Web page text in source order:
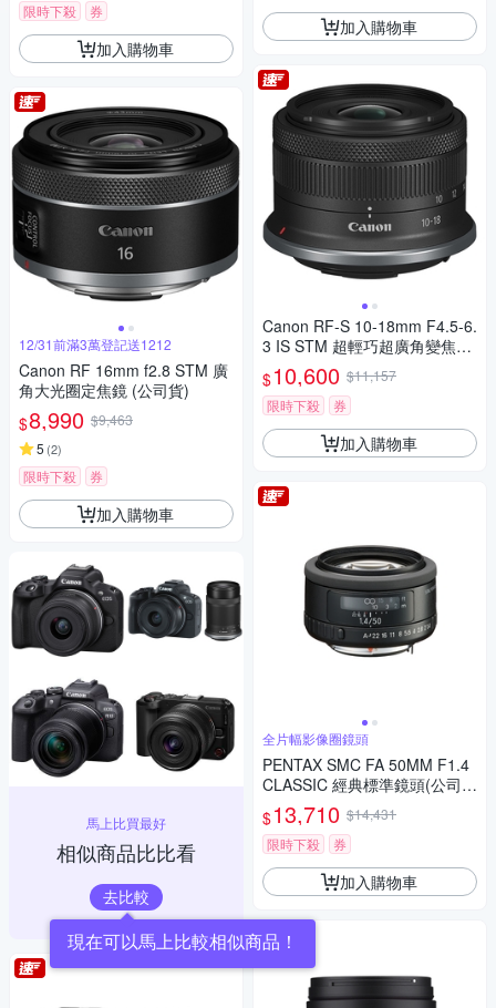
限時下殺
券
加入購物車
12/31前滿3萬登記送1212
Canon RF 16mm f2.8 STM 廣
角大光圈定焦鏡 (公司貨)
$8,990 $9,463
5 (2)
限時下殺 券
加入購物車
馬上比買最好
相似商品比比看
去比較
現在可以馬上比較相似商品！
加入購物車
Canon RF-S 10-18mm F4.5-6.
3 IS STM 超輕巧超廣角變焦鏡
頭 公司貨
$10,600 $11,157
限時下殺
券
加入購物車
全片幅影像圈鏡頭
PENTAX SMC FA 50MM F1.4
CLASSIC 經典標準鏡頭(公司
貨)
$13,710 $14,431
限時下殺
券
加入購物車